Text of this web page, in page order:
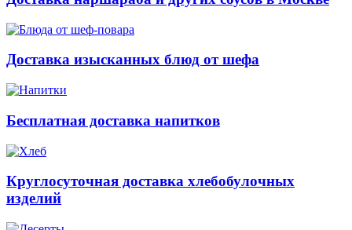
Доставка изысканных блюд от шефа
Бесплатная доставка напитков
Круглосуточная доставка хлебобулочных
изделий